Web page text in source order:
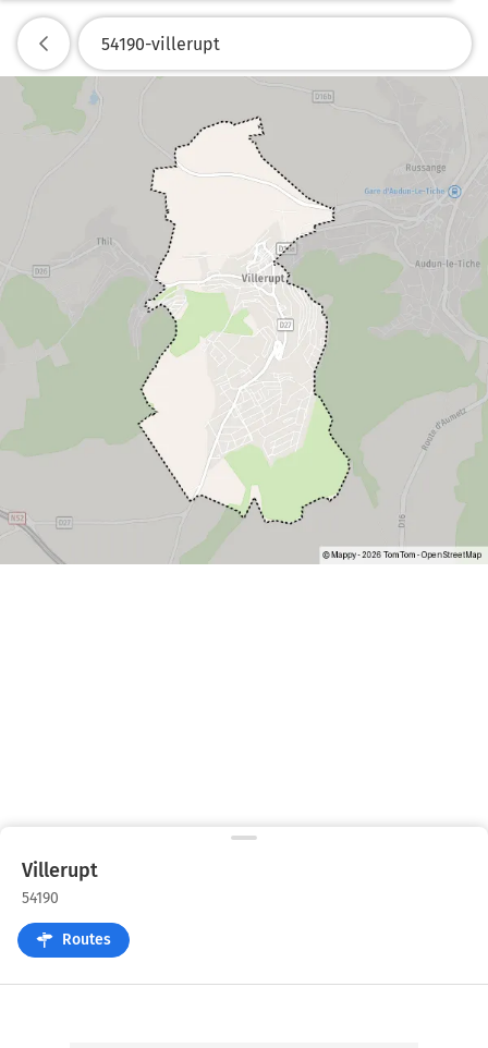
Villerupt
54190
Routes